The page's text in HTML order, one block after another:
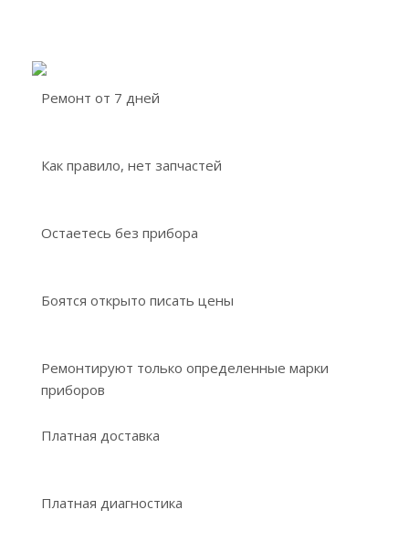
Ремонт от 7 дней
Как правило, нет запчастей
Остаетесь без прибора
Боятся открыто писать цены
Ремонтируют только определенные марки
приборов
Платная доставка
Платная диагностика